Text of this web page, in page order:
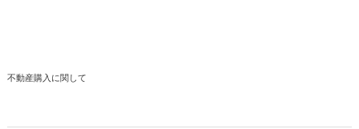
不動産購入に関して